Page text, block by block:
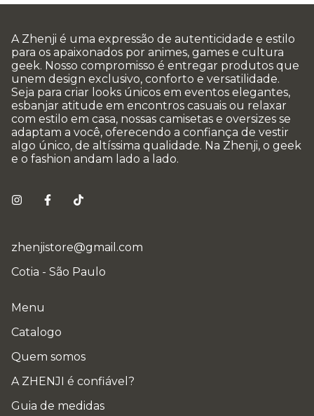
A Zhenji é uma expressão de autenticidade e estilo
para os apaixonados por animes, games e cultura
geek. Nosso compromisso é entregar produtos que
unem design exclusivo, conforto e versatilidade.
Seja para criar looks únicos em eventos elegantes,
esbanjar atitude em encontros casuais ou relaxar
com estilo em casa, nossas camisetas e oversizes se
adaptam a você, oferecendo a confiança de vestir
algo único, de altíssima qualidade. Na Zhenji, o geek
e o fashion andam lado a lado.
zhenjistore@gmail.com
Cotia - São Paulo
Menu
Catalogo
Quem somos
A ZHENJI é confiável?
Guia de medidas